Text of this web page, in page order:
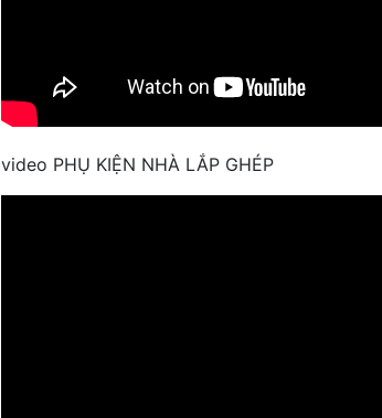
video PHỤ KIỆN NHÀ LẮP GHÉP